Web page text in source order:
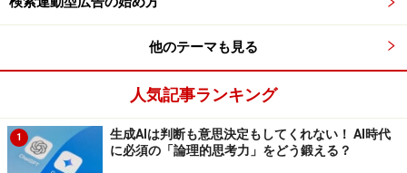
インデックスはされなくとも、検索結果にURLのみ
表示される場合があります
れている場合は、インデックスされやすいという危
険性もあります→後ほどご説明する、meta要素内に
他のテーマも見る
人気記事ランキング
1
生成AIは判断も意思決定もしてくれない！ AI時代
に必須の「論理的思考力」をどう鍛える？